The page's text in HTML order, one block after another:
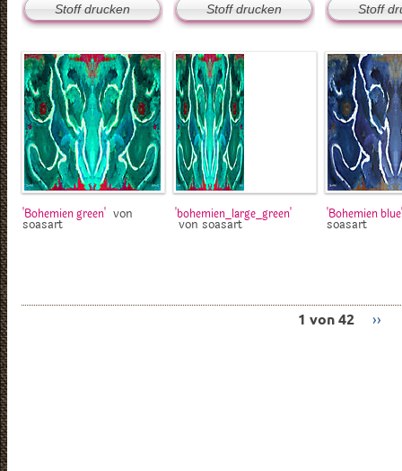
Stoff drucken Stoff drucken Stoff
'Bohemien green' von
soasart
'bohemien_large_green'
von soasart
'Bohemien blue'
soasart
1 von 42 ››